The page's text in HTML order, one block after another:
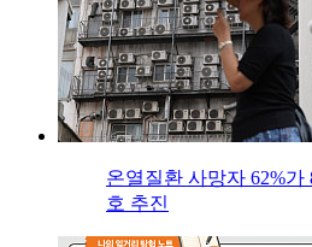
온열질환 사망자 62%
호 추진